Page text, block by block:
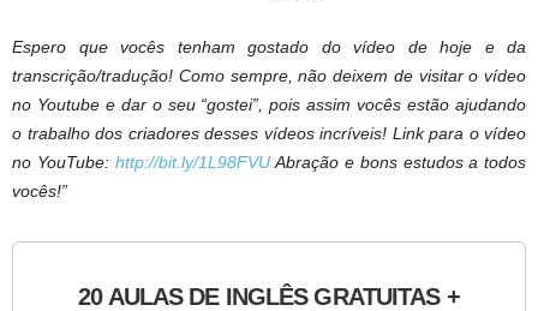
Espero que vocês tenham gostado do vídeo de hoje e da
transcrição/tradução! Como sempre, não deixem de visitar o vídeo
no Youtube e dar o seu “gostei”, pois assim vocês estão ajudando
o trabalho dos criadores desses vídeos incríveis! Link para o vídeo
no YouTube: http://bit.ly/1L98FVUAbração e bons estudos a todos
vocês!”
20 AULAS DE INGLÊS GRATUITAS +